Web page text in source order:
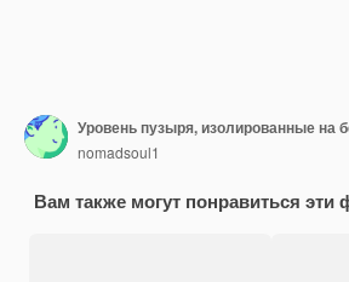
Уровень пузыря, изолированные на
nomadsoul1
Вам также могут понравиться эти